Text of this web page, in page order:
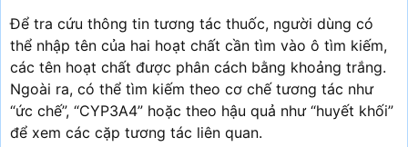
Để tra cứu thông tin tương tác thuốc, người dùng có
thể nhập tên của hai hoạt chất cần tìm vào ô tìm kiếm,
các tên hoạt chất được phân cách bằng khoảng trắng.
Ngoài ra, có thể tìm kiếm theo cơ chế tương tác như
“ức chế”, “CYP3A4” hoặc theo hậu quả như “huyết khối”
để xem các cặp tương tác liên quan.